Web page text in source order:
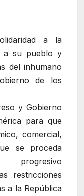
a la
a su pueblo y
del inhumano
de los
y Gobierno
para que
comercial,
se proceda
restricciones
a la República